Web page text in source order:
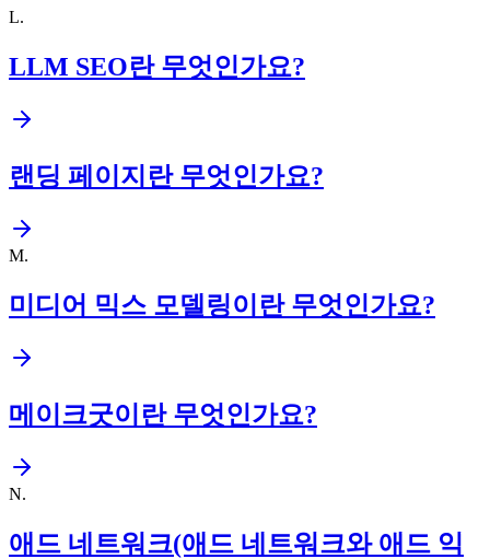
L.
LLM SEO란 무엇인가요?
랜딩 페이지란 무엇인가요?
M.
미디어 믹스 모델링이란 무엇인가요?
메이크굿이란 무엇인가요?
N.
애드 네트워크(애드 네트워크와 애드 익